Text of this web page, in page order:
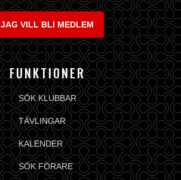
JAG VILL BLI MEDLEM
FUNKTIONER
SÖK KLUBBAR
TÄVLINGAR
KALENDER
SÖK FÖRARE